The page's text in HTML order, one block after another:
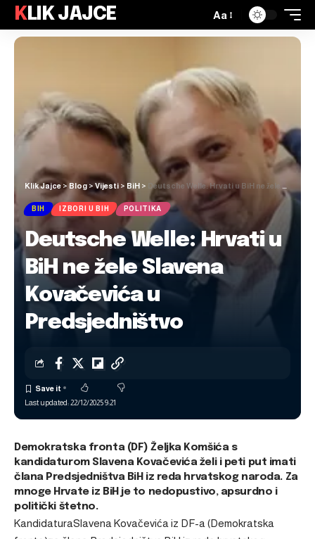
KLIK JAJCE Aa
Klik Jajce> Blog >Vijesti > BiH > Deutsche Welle: Hrvati u BiH ne žele Slavena Kovačevića u Predsjedništvo
BIH IZBORI U BIH POLITIKA
Deutsche Welle: Hrvati u
BiH ne žele Slavena
Kovačevića u
Predsjedništvo
Last updated: 22/12/2025 9:21
Demokratska fronta (DF) Željka Komšića s
kandidaturom Slavena Kovačevića želi i peti put imati
člana Predsjedništva BiH iz reda hrvatskog naroda. Za
mnoge Hrvate iz BiH je to nedopustivo, apsurdno i
politički štetno.
KandidaturaSlavena Kovačevića iz DF-a (Demokratska